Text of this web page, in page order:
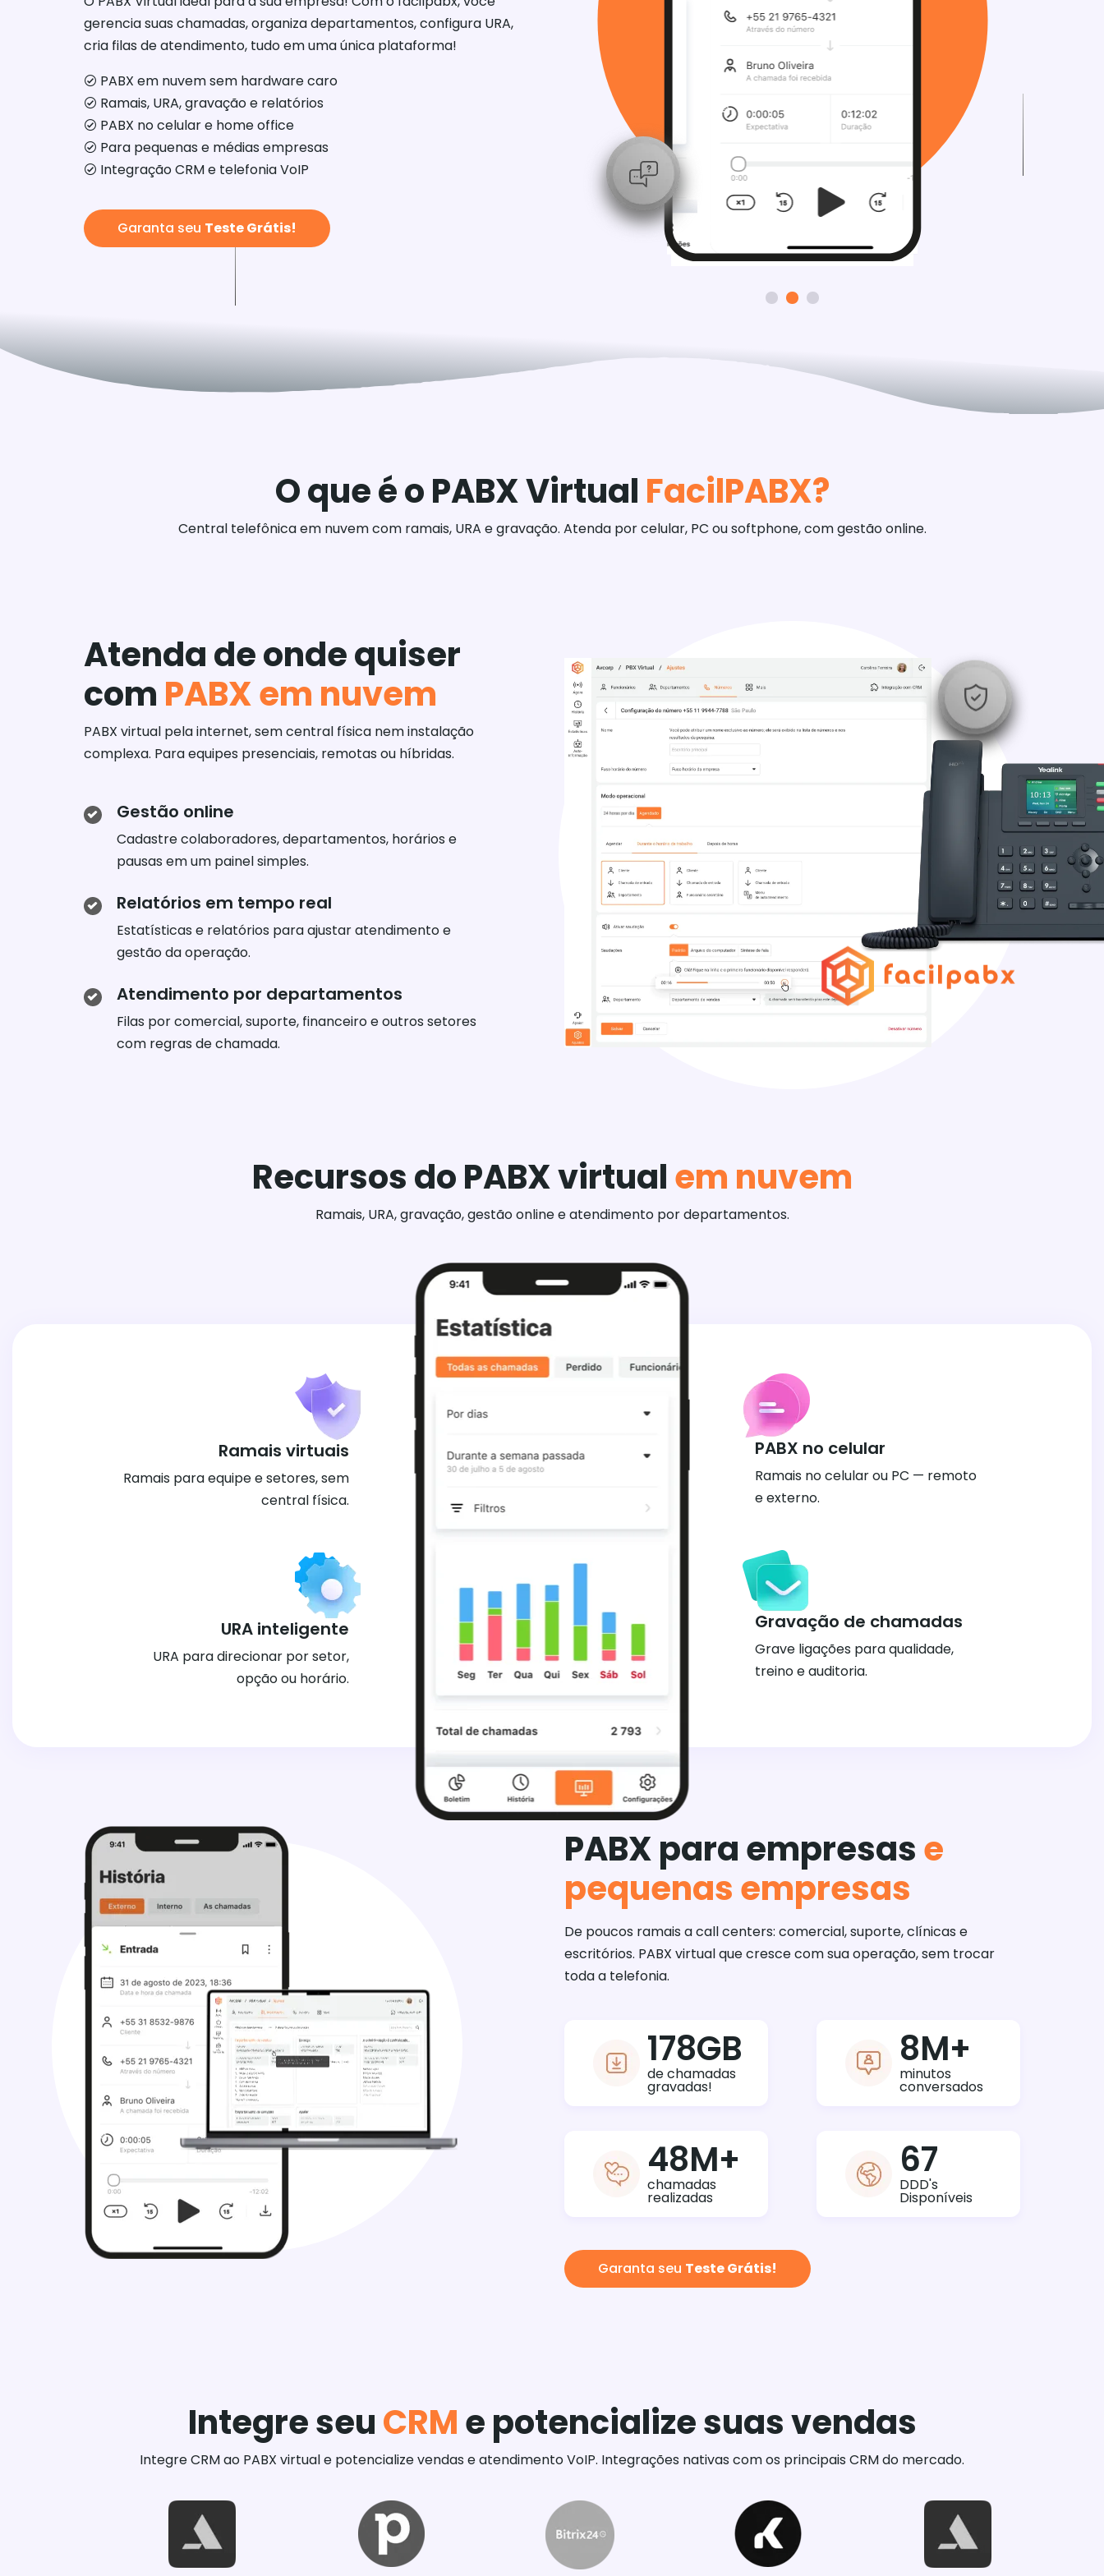
gerencia suas chamadas, organiza departamentos, configura URA,
cria filas de atendimento, tudo em uma única plataforma!
PABX em nuvem sem hardware caro
Ramais, URA, gravação e relatórios
PABX no celular e home office
Para pequenas e médias empresas
Integração CRM e telefonia VoIP
Garanta seu Teste Grátis!
O que é o PABX Virtual FacilPABX?
Central telefônica em nuvem com ramais, URA e gravação. Atenda por celular, PC ou softphone, com gestão online.
Atenda de onde quiser
com PABX em nuvem
PABX virtual pela internet, sem central física nem instalação
complexa. Para equipes presenciais, remotas ou híbridas.
Gestão online
Cadastre colaboradores, departamentos, horários e
pausas em um painel simples.
Relatórios em tempo real
Estatísticas e relatórios para ajustar atendimento e
gestão da operação.
Atendimento por departamentos
Filas por comercial, suporte, financeiro e outros setores
com regras de chamada.
Recursos do PABX virtualem nuvem
Ramais, URA, gravação, gestão online e atendimento por departamentos.
Ramais virtuais
Ramais para equipe e setores, sem
central física.
URA inteligente
URA para direcionar por setor,
opção ou horário.
PABX no celular
Ramais no celular ou PC — remoto
e externo.
Gravação de chamadas
Grave ligações para qualidade,
treino e auditoria.
PABX para empresase
pequenas empresas
De poucos ramais a call centers: comercial, suporte, clínicas e
escritórios. PABX virtual que cresce com sua operação, sem trocar
toda a telefonia.
178GB
de chamadas
gravadas!
8M+
minutos
conversados
48M+
chamadas
realizadas
67
DDD's
Disponíveis
Garanta seu Teste Grátis!
Integre seuCRMe potencialize suas vendas
Integre CRM ao PABX virtual e potencialize vendas e atendimento VoIP. Integrações nativas com os principais CRM do mercado.